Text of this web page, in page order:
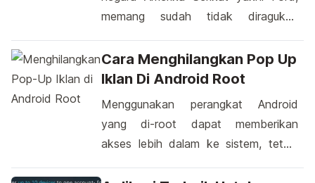
memang sudah tidak diragukan
sebuah mobil yang dapat dinikmati
masyarakat khususnya para
yang lalu telah muncul kendaraan
yang di desain dengan tampilan yang
sangat mewah dan terlihat tangguh
Cara Menghilangkan Pop Up
Iklan Di Android Root
Menggunakan perangkat Android
yang di-root dapat memberikan
akses lebih dalam ke sistem, tetapi